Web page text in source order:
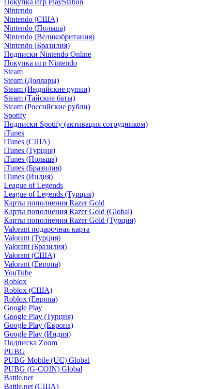
Покупка игр PlayStation
Nintendo
Nintendo (США)
Nintendo (Польша)
Nintendo (Великобритания)
Nintendo (Бразилия)
Подписки Nintendo Online
Покупка игр Nintendo
Steam
Steam (Доллары)
Steam (Индийские рупии)
Steam (Тайские баты)
Steam (Российские рубли)
Spotify
Подписки Spotify (активация сотрудником)
iTunes
iTunes (США)
iTunes (Турция)
iTunes (Польша)
iTunes (Бразилия)
iTunes (Индия)
League of Legends
League of Legends (Турция)
Карты пополнения Razer Gold
Карты пополнения Razer Gold (Global)
Карты пополнения Razer Gold (Турция)
Valorant подарочная карта
Valorant (Турция)
Valorant (Бразилия)
Valorant (США)
Valorant (Европа)
YouTube
Roblox
Roblox (США)
Roblox (Европа)
Google Play
Google Play (Турция)
Google Play (Европа)
Google Play (Индия)
Подписка Zoom
PUBG
PUBG Mobile (UC) Global
PUBG (G-COIN) Global
Battle.net
Battle.net (США)